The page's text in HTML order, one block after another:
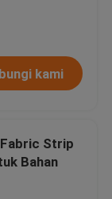
kami
Strip
Bahan